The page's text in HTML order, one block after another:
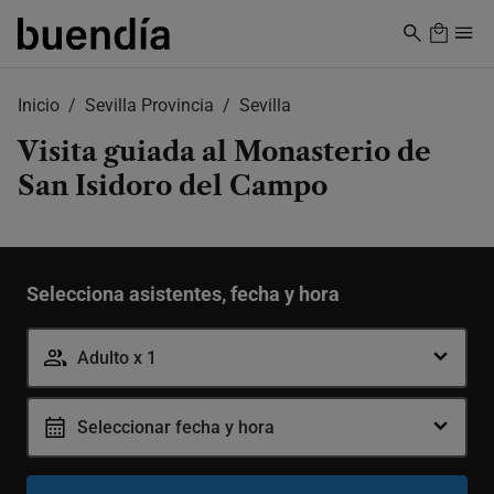
Skip
Inicio Sevilla Provincia Sevilla
Visita guiada al Monasterio de
San Isidoro del Campo
Selecciona asistentes, fecha y hora
Adulto x 1
Seleccionar fecha y hora